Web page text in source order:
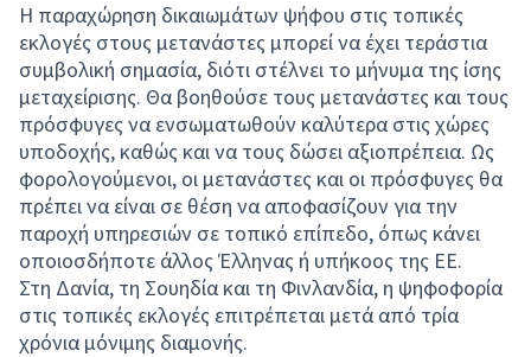
Η παραχώρηση δικαιωμάτων ψήφου στις τοπικές
εκλογές στους μετανάστες μπορεί να έχει τεράστια
συμβολική σημασία, διότι στέλνει το μήνυμα της ίσης
μεταχείρισης. Θα βοηθούσε τους μετανάστες και τους
πρόσφυγες να ενσωματωθούν καλύτερα στις χώρες
υποδοχής, καθώς και να τους δώσει αξιοπρέπεια. Ως
φορολογούμενοι, οι μετανάστες και οι πρόσφυγες θα
πρέπει να είναι σε θέση να αποφασίζουν για την
παροχή υπηρεσιών σε τοπικό επίπεδο, όπως κάνει
οποιοσδήποτε άλλος Έλληνας ή υπήκοος της ΕΕ.
Στη Δανία, τη Σουηδία και τη Φινλανδία, η ψηφοφορία
στις τοπικές εκλογές επιτρέπεται μετά από τρία
χρόνια μόνιμης διαμονής.